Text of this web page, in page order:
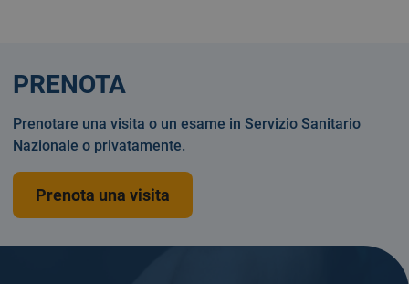
PRENOTA
Prenotare una visita o un esame in Servizio Sanitario
Nazionale o privatamente.
Prenota una visita